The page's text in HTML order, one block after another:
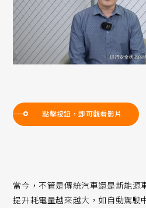
點擊按鈕，即可觀看影片
當今，不管是傳統汽車還是新能源
提升耗電量越來越大，如自動駕駛